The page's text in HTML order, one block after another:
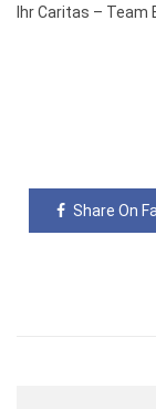
Ihr Caritas – Team
Share On